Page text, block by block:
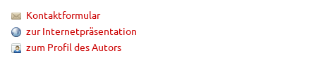
Kontaktformular
zur Internetpräsentation
zum Profil des Autors